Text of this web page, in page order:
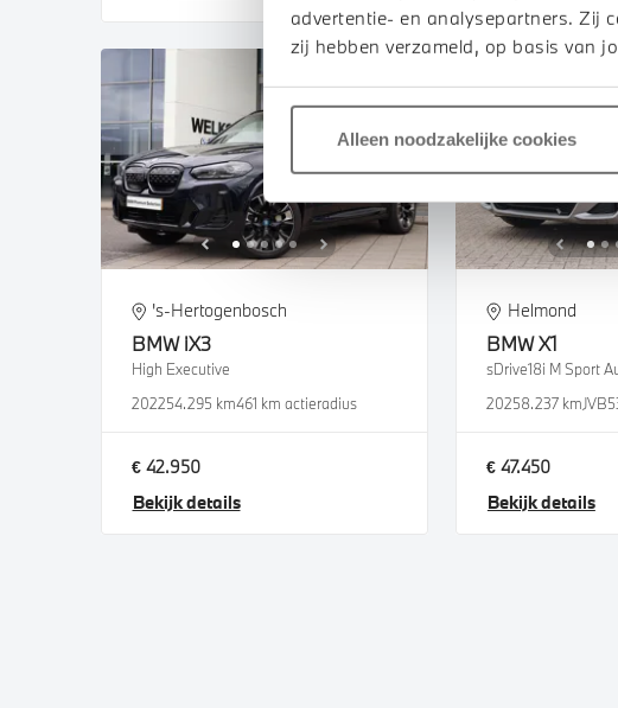
advertentie- en analysepartners. Zij
zij hebben verzameld, op basis van
Alleen noodzakelijke cookies
's-Hertogenbosch
BMW iX3
High Executive
202254.295 km461 km actieradius
€ 42.950
Bekijk details
Helmond
BMWX1
sDrive18i M Sport
20258.237 km
€ 47.450
Bekijk details